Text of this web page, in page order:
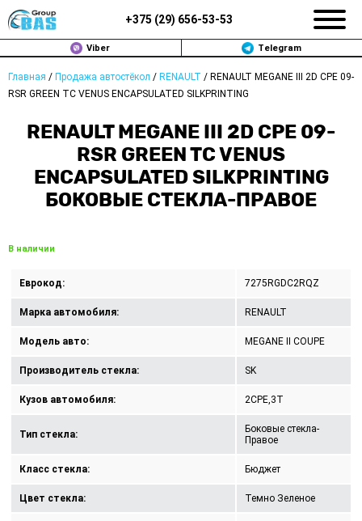
+375 (29) 656-53-53
Viber Telegram
Главная / Продажа автостёкол / RENAULT / RENAULT MEGANE III 2D CPE 09-
RSR GREEN TC VENUS ENCAPSULATED SILKPRINTING
RENAULT MEGANE III 2D CPE 09-
RSR GREEN TC VENUS
ENCAPSULATED SILKPRINTING
БОКОВЫЕ СТЕКЛА-ПРАВОЕ
В наличии
Еврокод: 7275RGDC2RQZ
Марка автомобиля: RENAULT
Модель авто: MEGANE II COUPE
Производитель стекла: SK
Кузов автомобиля: 2CPE,3T
Тип стекла:
Боковые стекла-
Правое
Класс стекла: Бюджет
Цвет стекла: Темно Зеленое
ЗАМЕНА АВТОСТЕКОЛ В МИНСКЕ
ПРОДАЖА АВТОСТЁКОЛ
ДОП. УСЛУГИ
ПОЛИТИКА КОНФИДЕНЦИАЛЬНОСТИ